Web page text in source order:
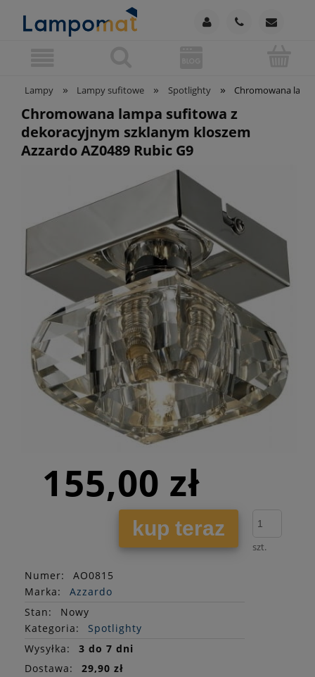
Lampy » Lampy sufitowe » Spotlighty » Chromowana
Chromowana lampa sufitowa z
dekoracyjnym szklanym kloszem
Azzardo AZ0489 Rubic G9
155,00 zł
kup teraz
szt.
Numer:
AO0815
Marka:
Azzardo
Stan:
Nowy
Kategoria:
Spotlighty
Wysyłka:
3 do 7 dni
Dostawa:
29,90 zł